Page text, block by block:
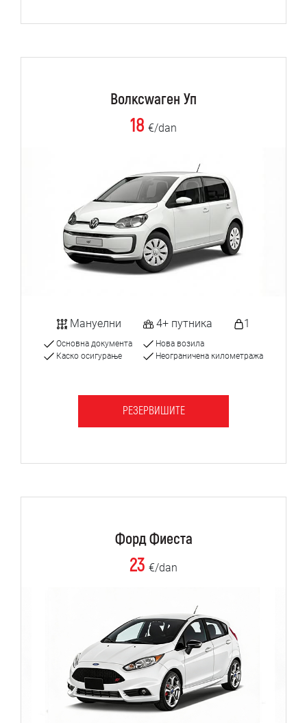
Волксwаген Уп
18 €/dan
Мануелни 4+ путника 1
Основна документа
Каско осигурање
Нова возила
Неограничена километража
РЕЗЕРВИШИТЕ
Форд Фиеста
23 €/dan